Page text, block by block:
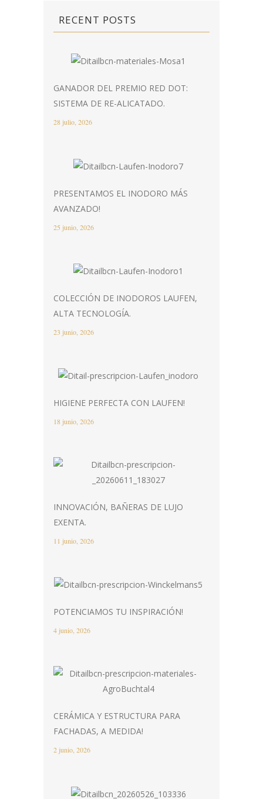
RECENT POSTS
GANADOR DEL PREMIO RED DOT:
SISTEMA DE RE-ALICATADO.
28 julio, 2026
PRESENTAMOS EL INODORO MÁS
AVANZADO!
25 junio, 2026
COLECCIÓN DE INODOROS LAUFEN,
ALTA TECNOLOGÍA.
23 junio, 2026
HIGIENE PERFECTA CON LAUFEN!
18 junio, 2026
INNOVACIÓN, BAÑERAS DE LUJO
EXENTA.
11 junio, 2026
POTENCIAMOS TU INSPIRACIÓN!
4 junio, 2026
CERÁMICA Y ESTRUCTURA PARA
FACHADAS, A MEDIDA!
2 junio, 2026